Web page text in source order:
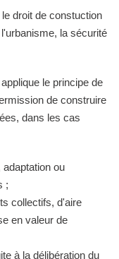
droit de constuction
la sécurité
le principe de
de construire
dans les cas
ou
;
collectifs, d'aire
en valeur de
à la délibération du